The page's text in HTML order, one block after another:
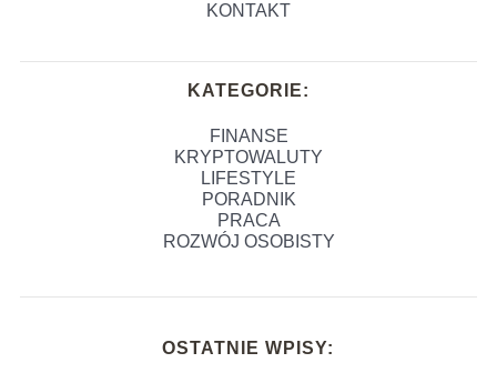
KONTAKT
KATEGORIE:
FINANSE
KRYPTOWALUTY
LIFESTYLE
PORADNIK
PRACA
ROZWÓJ OSOBISTY
OSTATNIE WPISY: